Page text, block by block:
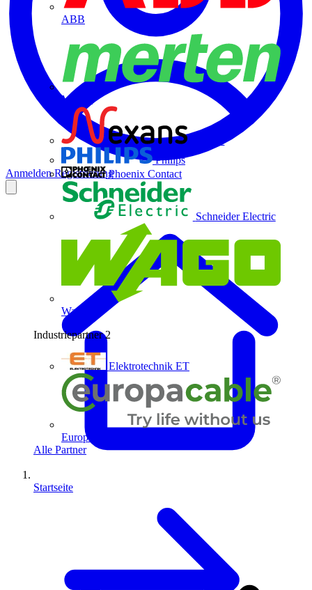
ABB
Merten
Nexans
Philips
Phoenix Contact
Schneider Electric
Wago
Industriepartner 2
Elektrotechnik ET
Europacable
Alle Partner
AnmeldenRegistrierung
Startseite